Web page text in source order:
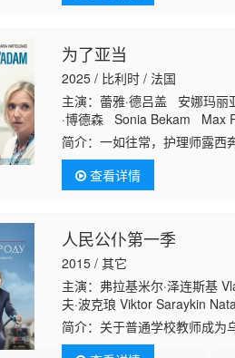
为了亚当
2025 / 比利时 / 法国
主演：蕾雅·德吕盖 安娜玛
·博德森 Sonia Bekam Max
Jayden Mvuezolo
Cèdric Larcin
简介：一如往常，护理师露西
小孩让她格外心力交瘁：四岁
她被法院裁定照顾失当
查看详情
人民公仆第一季
2015 / 其它
主演：弗拉基米尔·泽连斯基
夫·波克琅 Viktor Saraykin
Krapov Aleksandr Pikalov 安
简介： 关于普通学校教师成为
力打造国家的新面貌，并与贪